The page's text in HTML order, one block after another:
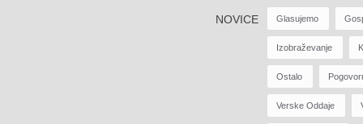
NOVICE Glasujemo
Izobraževanje
Ostalo
Verske Oddaje